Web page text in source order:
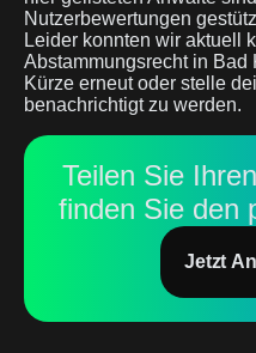
Nutzerbewertungen
Leider konnten wir aktuell
Abstammungsrecht in Bad
Kürze erneut oder stelle
benachrichtigt zu werden.
Teilen Sie
finden Sie den
Jetzt